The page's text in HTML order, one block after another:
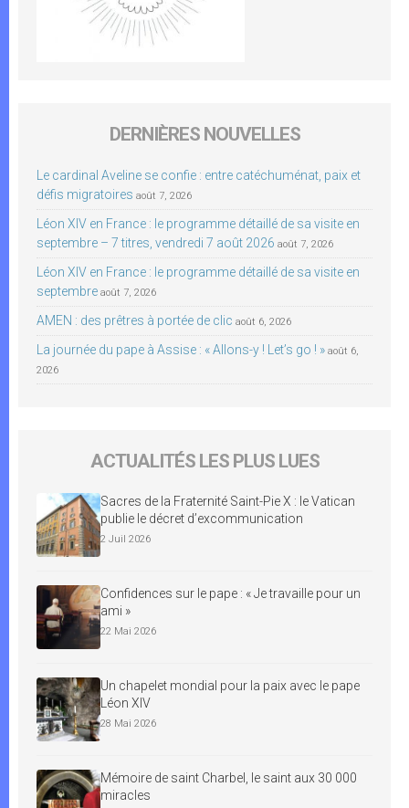
DERNIÈRES NOUVELLES
Le cardinal Aveline se confie : entre catéchuménat, paix et
défis migratoires août 7, 2026
Léon XIV en France : le programme détaillé de sa visite en
septembre – 7 titres, vendredi 7 août 2026 août 7, 2026
Léon XIV en France : le programme détaillé de sa visite en
septembre août 7, 2026
AMEN : des prêtres à portée de clic août 6, 2026
La journée du pape à Assise : « Allons-y ! Let’s go ! » août 6,
2026
ACTUALITÉS LES PLUS LUES
Sacres de la Fraternité Saint-Pie X : le Vatican
publie le décret d’excommunication
2 Juil 2026
Confidences sur le pape : « Je travaille pour un
ami »
22 Mai 2026
Un chapelet mondial pour la paix avec le pape
Léon XIV
28 Mai 2026
Mémoire de saint Charbel, le saint aux 30 000
miracles